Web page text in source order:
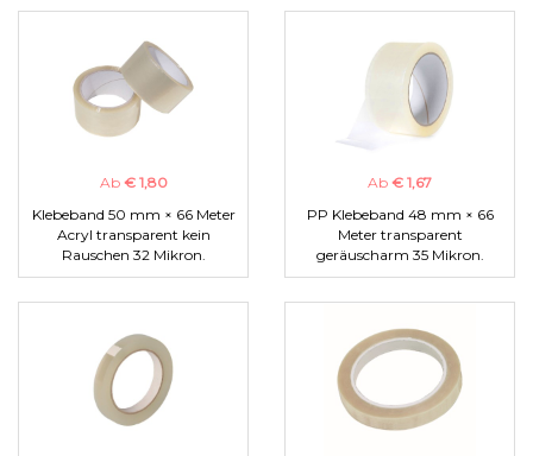
Ab € 1,80
Klebeband 50 mm × 66 Meter
Acryl transparent kein
Rauschen 32 Mikron.
Ab € 1,67
PP Klebeband 48 mm × 66
Meter transparent
geräuscharm 35 Mikron.